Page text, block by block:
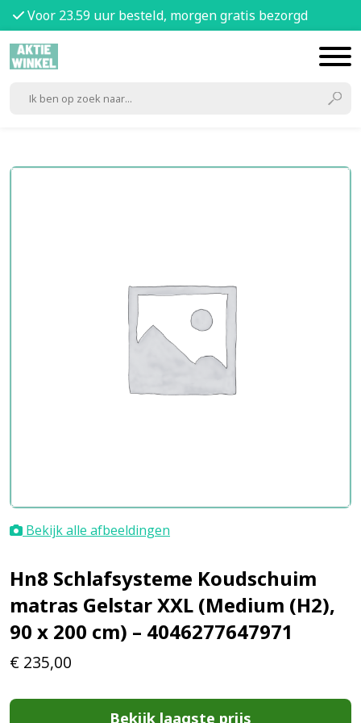
Voor 23.59 uur besteld, morgen gratis bezorgd
Bekijk alle afbeeldingen
Hn8 Schlafsysteme Koudschuim
matras Gelstar XXL (Medium (H2),
90 x 200 cm) – 4046277647971
€ 235,00
Bekijk laagste prijs